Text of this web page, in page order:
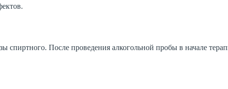
После проведения алкогольной пробы в начале